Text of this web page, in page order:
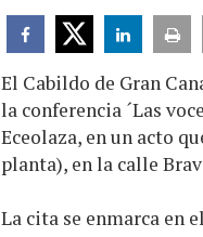
El Cabildo de Gran
la conferencia ´Las
Eceolaza, en un acto
planta), en la calle
La cita se enmarca en